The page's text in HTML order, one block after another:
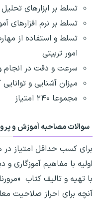
تسلط بر ابزارهای تحلیل
تسلط بر نرم افزارهای
تسلط و استفاده از
امور تربیتی
سرعت و دقت در انجام
میزان آشنایی و
مجموعا ۲۴۰ امتیاز
سوالات مصاحبه آموزش و
برای کسب حداقل امتیاز در
اولیه با مفاهیم آموزگاری
با تهیه و تالیف کتاب
آنچه برای احراز صلاحیت